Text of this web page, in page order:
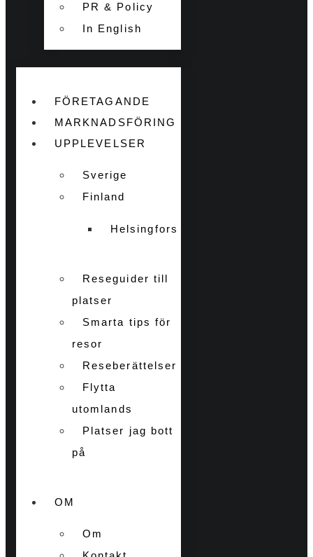
PR & Policy
In English
FÖRETAGANDE
MARKNADSFÖRING
UPPLEVELSER
Sverige
Finland
Helsingfors
Reseguider till
platser
Smarta tips för
resor
Reseberättelser
Flytta
utomlands
Platser jag bott
på
OM
Om